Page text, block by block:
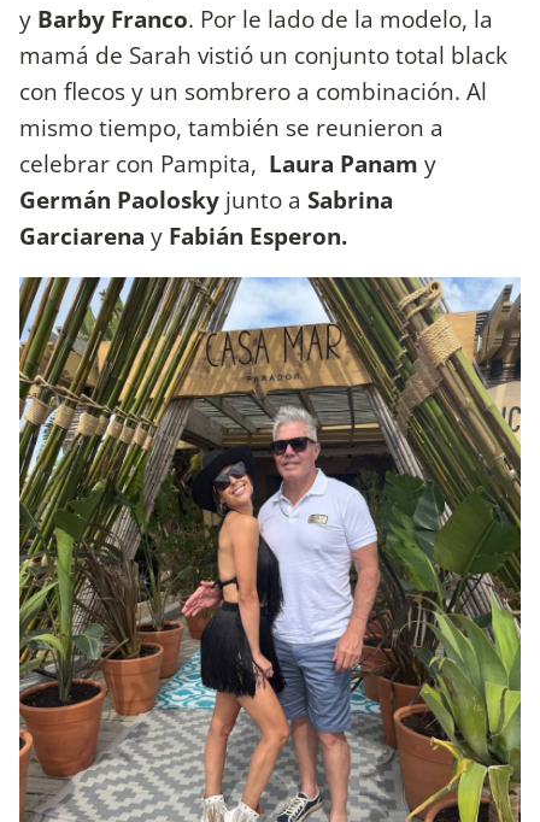
y Barby Franco. Por le lado de la modelo, la
mamá de Sarah vistió un conjunto total black
con flecos y un sombrero a combinación. Al
mismo tiempo, también se reunieron a
celebrar con Pampita, Laura Panam y
Germán Paolosky junto a Sabrina
Garciarena y Fabián Esperon.